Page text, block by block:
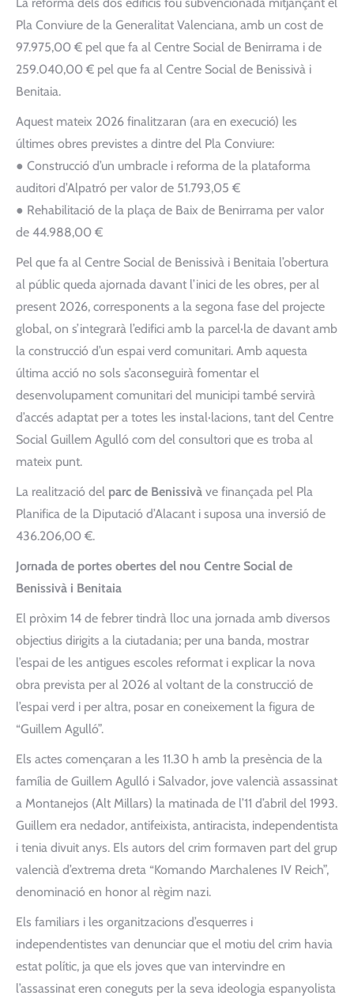
Pla Conviure de la Generalitat Valenciana, amb un cost de
97.975,00 € pel que fa al Centre Social de Benirrama i de
259.040,00 € pel que fa al Centre Social de Benissivà i
Benitaia.
Aquest mateix 2026 finalitzaran (ara en execució) les
últimes obres previstes a dintre del Pla Conviure:
● Construcció d’un umbracle i reforma de la plataforma
auditori d’Alpatró per valor de 51.793,05 €
● Rehabilitació de la plaça de Baix de Benirrama per valor
de 44.988,00 €
Pel que fa al Centre Social de Benissivà i Benitaia l’obertura
al públic queda ajornada davant l’inici de les obres, per al
present 2026, corresponents a la segona fase del projecte
global, on s’integrarà l’edifici amb la parcel·la de davant amb
la construcció d’un espai verd comunitari. Amb aquesta
última acció no sols s’aconseguirà fomentar el
desenvolupament comunitari del municipi també servirà
d’accés adaptat per a totes les instal·lacions, tant del Centre
Social Guillem Agulló com del consultori que es troba al
mateix punt.
La realització del parc de Benissivà ve finançada pel Pla
Planifica de la Diputació d’Alacant i suposa una inversió de
436.206,00 €.
Jornada de portes obertes del nou Centre Social de
Benissivà i Benitaia
El pròxim 14 de febrer tindrà lloc una jornada amb diversos
objectius dirigits a la ciutadania; per una banda, mostrar
l’espai de les antigues escoles reformat i explicar la nova
obra prevista per al 2026 al voltant de la construcció de
l’espai verd i per altra, posar en coneixement la figura de
“Guillem Agulló”.
Els actes començaran a les 11.30 h amb la presència de la
família de Guillem Agulló i Salvador, jove valencià assassinat
a Montanejos (Alt Millars) la matinada de l’11 d’abril del 1993.
Guillem era nedador, antifeixista, antiracista, independentista
i tenia divuit anys. Els autors del crim formaven part del grup
valencià d’extrema dreta “Komando Marchalenes IV Reich”,
denominació en honor al règim nazi.
Els familiars i les organitzacions d’esquerres i
independentistes van denunciar que el motiu del crim havia
estat polític, ja que els joves que van intervindre en
l’assassinat eren coneguts per la seva ideologia espanyolista